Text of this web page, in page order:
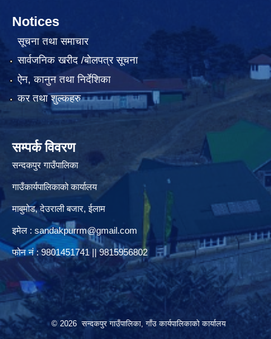
Notices
सूचना तथा समाचार
सार्वजनिक खरीद /बोलपत्र सूचना
ऐन, कानुन तथा निर्देशिका
कर तथा शुल्कहरु
सम्पर्क विवरण
सन्दकपुर गाउँपालिका
गाउँकार्यपालिकाको कार्यालय
माबुमोड, देउराली बजार, ईलाम
इमेल : sandakpurrm@gmail.com
फोन नं : 9801451741 || 9815956802
© 2026 सन्दकपुर गाउँपालिका, गाँउ कार्यपालिकाको कार्यालय